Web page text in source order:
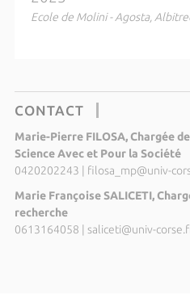
Ecole de Molini - Agosta,
CONTACT
Marie-Pierre FILOSA, Chargée
Science Avec et Pour la Société
0420202243
filosa_mp@univ-
Marie Françoise SALICETI,
recherche
0613164058
saliceti@univ-